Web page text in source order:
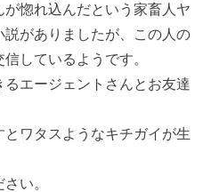
惚れ込んだという家畜人ヤ
がありましたが、この人の
しているようです。
エージェントさんとお友達
ワタスようなキチガイが生
い。